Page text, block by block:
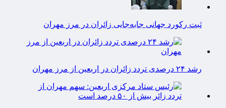
ثبت رکورد جهانی جابه‌جایی زائران در مرز مهران
رشد ۲۴ درصدی تردد زائران در اربعین از مرز مهران